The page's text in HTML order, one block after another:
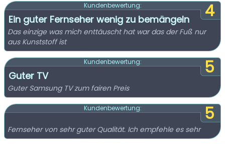
4
Kundenbewertung:
Ein guter Fernseher wenig zu bemängeln
Das einzige was mich enttäuscht hat war das der Fuß nur
aus Kunststoff ist
5
Kundenbewertung:
Guter TV
Guter Samsung TV zum fairen Preis
5
Kundenbewertung:
Fernseher von sehr guter Qualität. Ich empfehle es sehr